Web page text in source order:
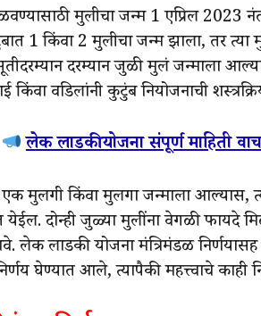
मुलीचा जन्म 1 एप्रिल 2023
1 किंवा 2 मुलीचा जन्म झाला, तर त्या
दरम्यान जुळी मुलं जन्माला
वडिलांनी कुटुंब नियोजनाची
लेक लाडकी योजना संपूर्ण माहिती
एक मुलगी किंवा मुलगा जन्माला आल्यास,
दोन्ही जुळ्या मुलींना वेगळी फायदे
लेक लाडकी योजना मंत्रिमंडळ
घेण्यात आले, त्यापैकी महत्त्वाचे काही